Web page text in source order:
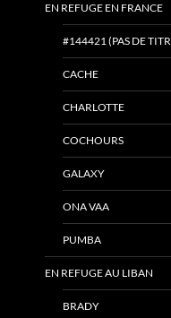
EN REFUGE EN FRANCE
#144421 (PAS DE
CACHE
CHARLOTTE
COCHOURS
GALAXY
ONA VAA
PUMBA
EN REFUGE AU LIBAN
BRADY